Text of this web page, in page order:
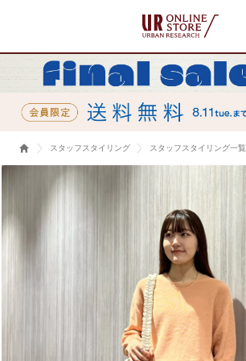
スタッフスタイリング スタッフスタイリング一覧